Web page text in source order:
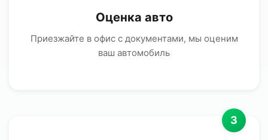
Оценка авто
Приезжайте в офис с документами, мы оценим
ваш автомобиль
3